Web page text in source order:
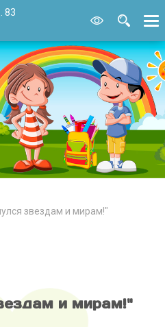
Версия для
83
звездам и мирам!"
и мирам!"